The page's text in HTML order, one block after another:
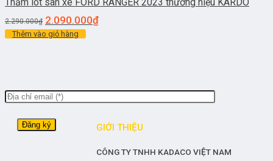
2.290.000₫ 2.090.000₫
Thêm vào giỏ hàng
GIỚI THIỆU
CÔNG TY TNHH KADACO VIỆT NAM